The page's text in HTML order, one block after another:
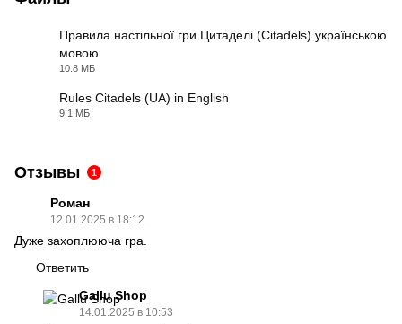
Правила настільної гри Цитаделі (Citadels) українською
мовою
10.8 МБ
Rules Citadels (UA) in English
9.1 МБ
Отзывы 1
Роман
12.01.2025 в 18:12
Дуже захоплююча гра.
Ответить
Gallu Shop
14.01.2025 в 10:53